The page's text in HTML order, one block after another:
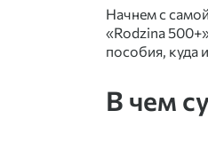
Начнем с
«Rodzina
пособия, куда
В чем